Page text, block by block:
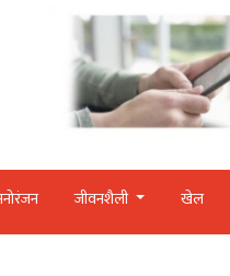
जीवनशैली खेल